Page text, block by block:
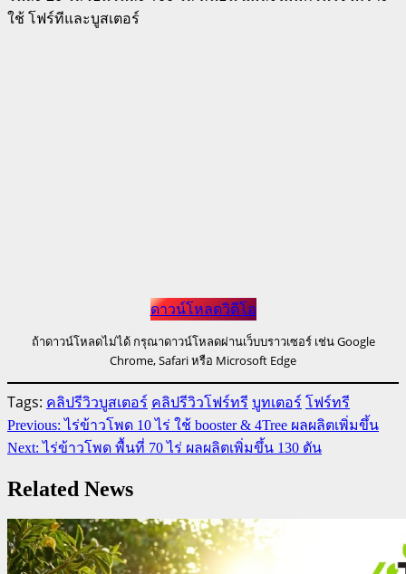
ใช้ โฟร์ทีและบูสเตอร์
ดาวน์โหลดวิดีโอ
ถ้าดาวน์โหลดไม่ได้ กรุณาดาวน์โหลดผ่านเว็บบราวเซอร์ เช่น Google
Chrome, Safari หรือ Microsoft Edge
Tags: คลิปรีวิวบูสเตอร์ คลิปรีวิวโฟร์ทรี บูทเตอร์โฟร์ทรี
Continue
Reading
Previous: ไร่ข้าวโพด 10 ไร่ ใช้ booster & 4Tree ผลผลิตเพิ่มขึ้น
Next: ไร่ข้าวโพด พื้นที่ 70 ไร่ ผลผลิตเพิ่มขึ้น 130 ตัน
Related News